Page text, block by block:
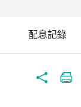
配息記錄